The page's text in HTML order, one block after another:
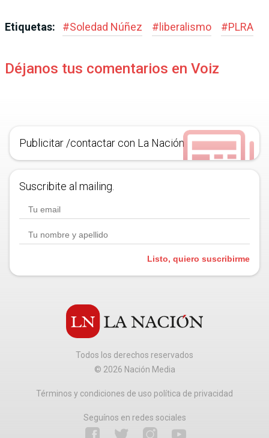
Etiquetas: #Soledad Núñez #liberalismo #PLRA
Déjanos tus comentarios en Voiz
Publicitar /contactar con La Nación
Suscribite al mailing.
Listo, quiero suscribirme
Todos los derechos reservados
© 2026 Nación Media
Términos y condiciones de uso política de privacidad
Seguínos en redes sociales